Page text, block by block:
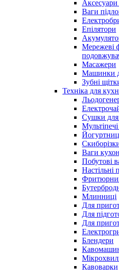
Аксесуари
Ваги
Епілятори
Мережеві
Масажери
Машинки
Зубні
Техніка для
Сушки для
Ваги
Побутові
Настільні
Млинниці
Для
Для
Для
Блендери
Кавоварки